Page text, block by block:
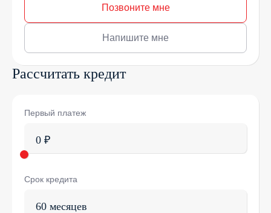
Позвоните мне
Напишите мне
Рассчитать кредит
Первый платеж
0 ₽
Срок кредита
60 месяцев